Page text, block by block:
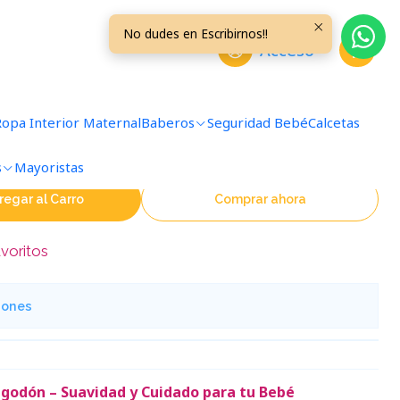
Acceso
Interior MaternalBaberos Seguridad BebéCalcetas
Mayoristas
al Carro Comprar ahora
– Suavidad y Cuidado para tu Bebé
No dudes en Escribirnos!!